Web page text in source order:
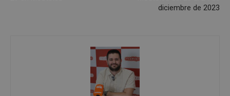
diciembre de 2023
Cookies estrictamente necesarias
Cookies de rendimiento
Cookies de preferencias